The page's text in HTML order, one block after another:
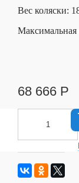
Вес коляски:
Максимальная
68 666 Р